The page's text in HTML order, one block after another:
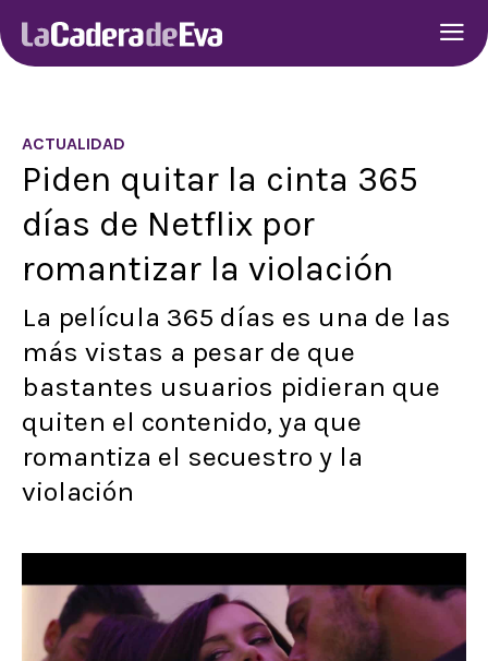
ACTUALIDAD
Piden quitar la cinta 365
días de Netflix por
romantizar la violación
La película 365 días es una de las
más vistas a pesar de que
bastantes usuarios pidieran que
quiten el contenido, ya que
romantiza el secuestro y la
violación